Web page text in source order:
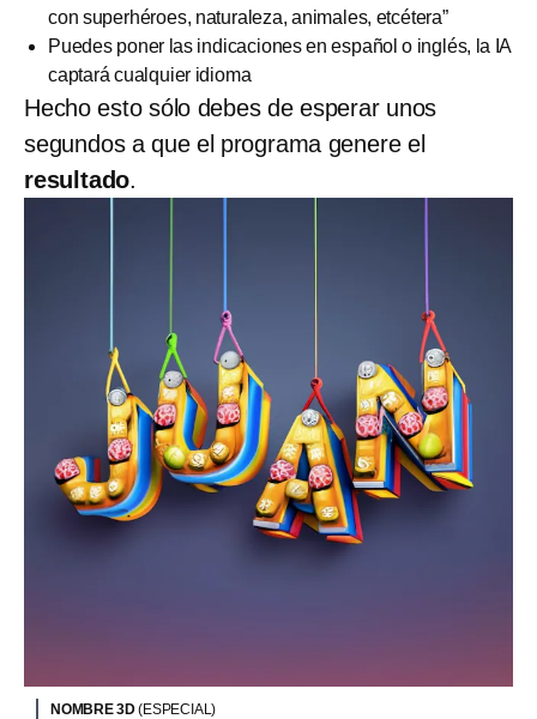
con superhéroes, naturaleza, animales, etcétera”
Puedes poner las indicaciones en español o inglés, la IA
captará cualquier idioma
Hecho esto sólo debes de esperar unos
segundos a que el programa genere el
resultado.
NOMBRE 3D(ESPECIAL)